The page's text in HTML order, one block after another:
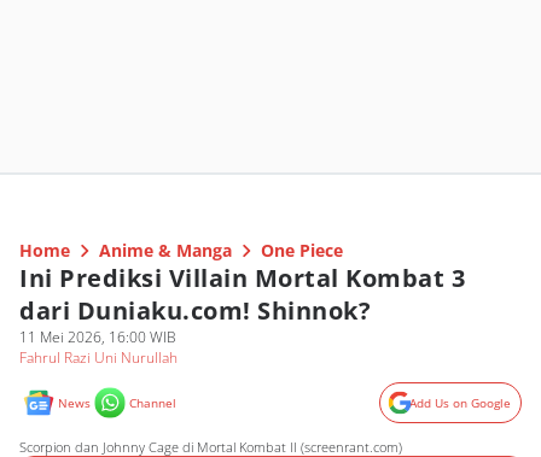
Home Anime & Manga One Piece
Ini Prediksi Villain Mortal Kombat 3
dari Duniaku.com! Shinnok?
11 Mei 2026, 16:00 WIB
Fahrul Razi Uni Nurullah
News Channel Add Us on Google
Scorpion dan Johnny Cage di Mortal Kombat II (screenrant.com)